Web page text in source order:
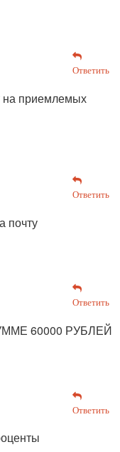
Ответить
на приемлемых
Ответить
почту
Ответить
60000 РУБЛЕЙ
Ответить